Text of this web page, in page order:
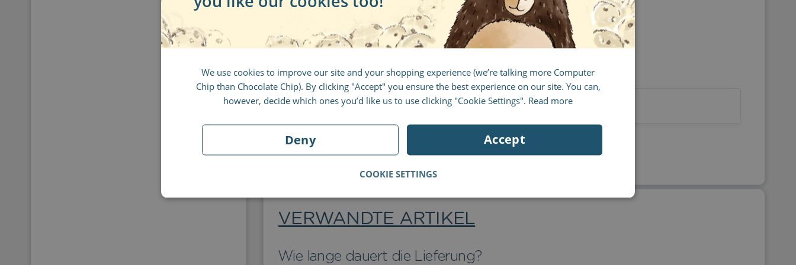
UK: 16. Juni
Zurück
Did this answer your question?
Brauchst du weitere Hilfe? Kontaktiere uns
VERWANDTE ARTIKEL
Wie lange dauert die Lieferung?
We use cookies to improve our site and your shopping experience (we’re talking more Computer
Chip than Chocolate Chip). By clicking "Accept" you ensure the best experience on our site. You can,
however, decide which ones you’d like us to use clicking "Cookie Settings". Read more
Accept
Deny
COOKIE SETTINGS